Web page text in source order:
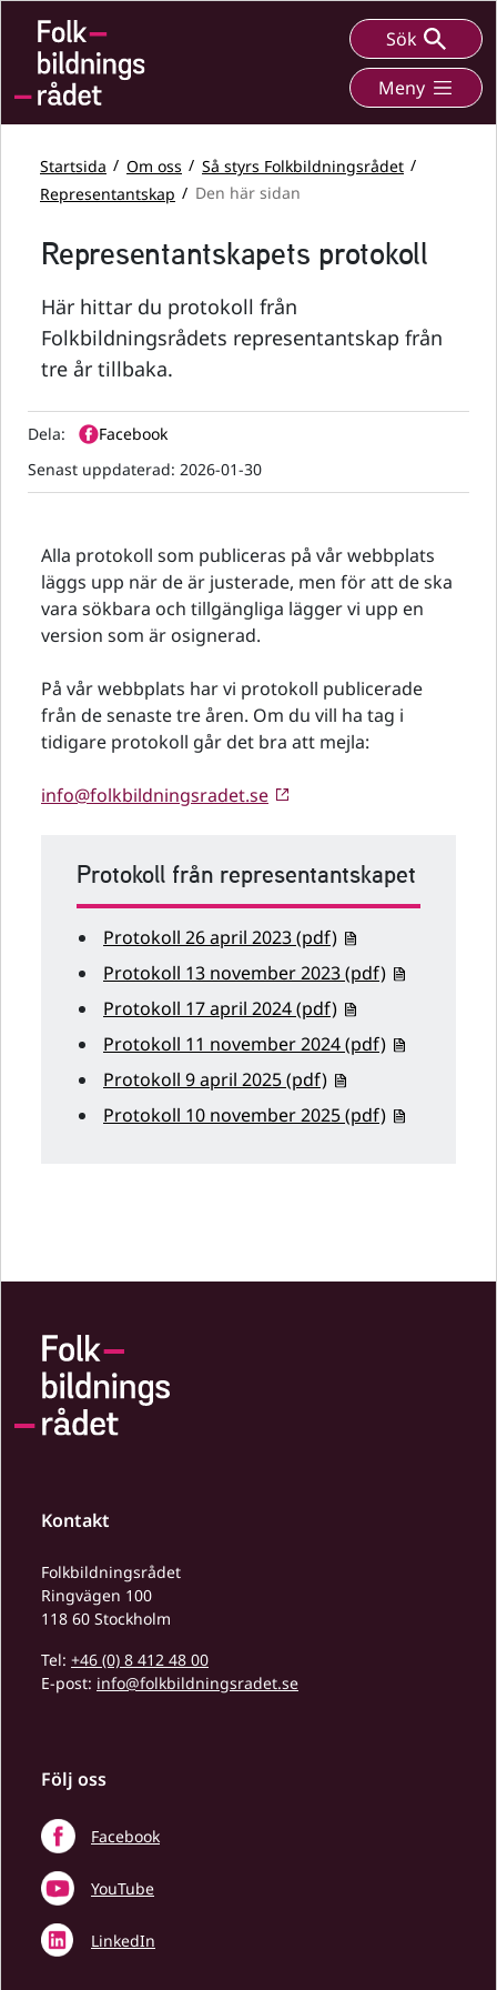
Sök
Meny
Startsida Om oss
Så styrs Folkbildningsrådet
Representantskap
Den här sidan
Representantskapets protokoll
Här hittar du protokoll från
Folkbildningsrådets representantskap från
tre år tillbaka.
Dela:
Facebook
Senast uppdaterad: 2026-01-30
Alla protokoll som publiceras på vår webbplats
läggs upp när de är justerade, men för att de ska
vara sökbara och tillgängliga lägger vi upp en
version som är osignerad.
På vår webbplats har vi protokoll publicerade
från de senaste tre åren. Om du vill ha tag i
tidigare protokoll går det bra att mejla:
info@folkbildningsradet.se
Protokoll från representantskapet
Protokoll 26 april 2023 (pdf)
Protokoll 13 november 2023 (pdf)
Protokoll 17 april 2024 (pdf)
Protokoll 11 november 2024 (pdf)
Protokoll 9 april 2025 (pdf)
Protokoll 10 november 2025 (pdf)
Kontakt
Folkbildningsrådet
Ringvägen 100
118 60 Stockholm
Tel: +46 (0) 8 412 48 00
E-post: info@folkbildningsradet.se
Följ oss
Facebook
YouTube
LinkedIn